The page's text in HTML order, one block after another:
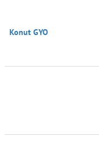
Konut GYO